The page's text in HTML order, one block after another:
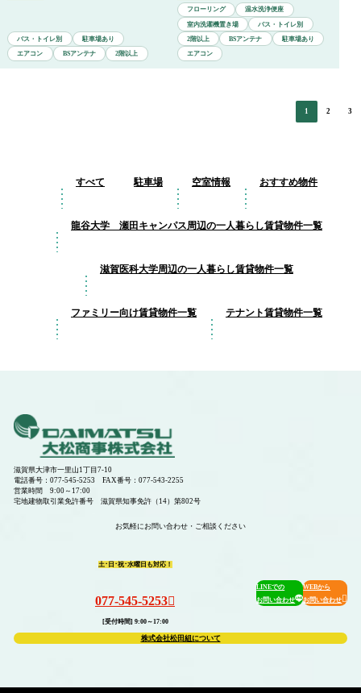
バス・トイレ別 駐車場あり
エアコン BSアンテナ 2階以上
フローリング 温水洗浄便座
室内洗濯機置き場 バス・トイレ別
2階以上 BSアンテナ 駐車場あり
エアコン
1 2 3
駐車場 空室情報 おすすめ物件
龍谷大学 瀬田キャンパス周辺の一人暮らし賃貸物件一覧
滋賀医科大学周辺の一人暮らし賃貸物件一覧
ファミリー向け賃貸物件一覧 テナント賃貸物件一覧
すべて
滋賀県大津市一里山1丁目7-10
電話番号：077-545-5253 FAX番号：077-543-2255
営業時間 9:00～17:00
宅地建物取引業免許番号 滋賀県知事免許（14）第802号
お気軽にお問い合わせ・ご相談ください
土･日･祝･水曜日も対応！
077-545-5253
[受付時間] 9:00～17:00
LINEでの
お問い合わせ
WEBから
お問い合わせ
株式会社松田組について